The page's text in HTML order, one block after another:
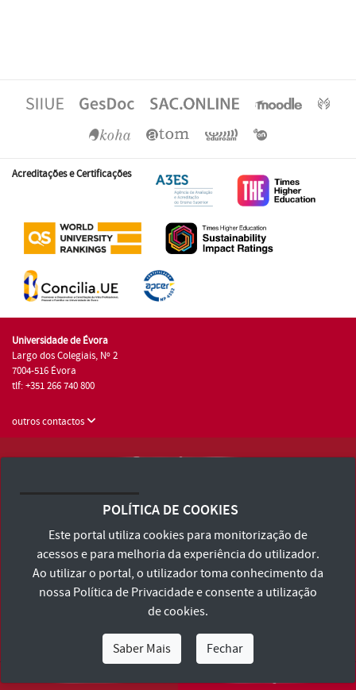
Acreditações e Certificações
Universidade de Évora
Largo dos Colegiais, Nº 2
7004-516 Évora
tlf: +351 266 740 800
outros contactos
Consulte os Termos e Condições e Política de Privacidade
Declaração de Acessibilidade
POLÍTICA DE COOKIES
Este portal utiliza cookies para monitorização de
acessos e para melhoria da experiência do utilizador.
Ao utilizar o portal, o utilizador toma conhecimento da
nossa Política de Privacidadee consente a utilização
de cookies.
Saber Mais Fechar